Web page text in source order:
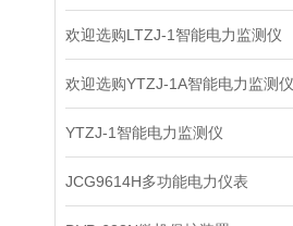
欢迎选购LTZJ-1智能电力监测仪
欢迎选购YTZJ-1A智能电力监测仪
YTZJ-1智能电力监测仪
JCG9614H​多功能电力仪表